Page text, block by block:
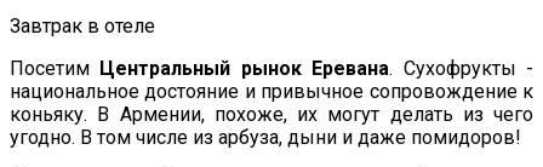
Завтрак в отеле
Посетим Центральный рынок Еревана. Сухофрукты -
национальное достояние и привычное сопровождение к
коньяку. В Армении, похоже, их могут делать из чего
угодно. В том числе из арбуза, дыни и даже помидоров!